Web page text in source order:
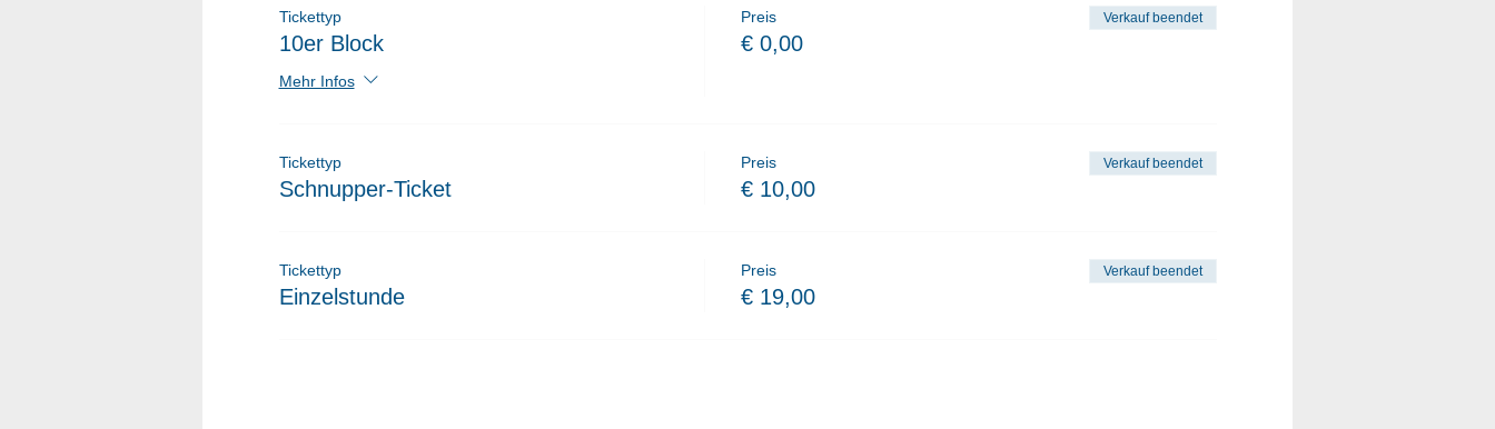
Tickettyp
10er Block
Mehr Infos
Preis
€ 0,00
Verkauf beendet
Tickettyp
Schnupper-Ticket
Preis
€ 10,00
Verkauf beendet
Tickettyp
Einzelstunde
Preis
€ 19,00
Verkauf beendet